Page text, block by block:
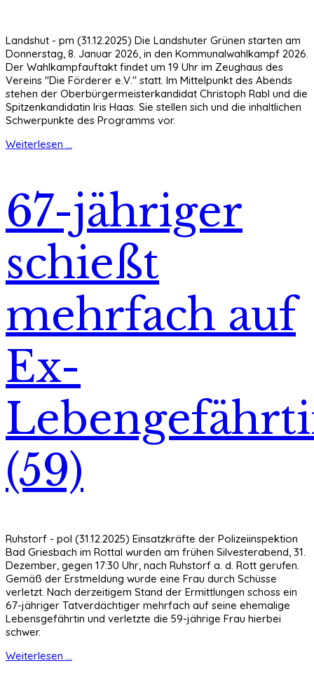
Landshut - pm (31.12.2025) Die Landshuter Grünen starten am
Donnerstag, 8. Januar 2026, in den Kommunalwahlkampf 2026.
Der Wahlkampfauftakt findet um 19 Uhr im Zeughaus des
Vereins "Die Förderer e.V." statt. Im Mittelpunkt des Abends
stehen der Oberbürgermeisterkandidat Christoph Rabl und die
Spitzenkandidatin Iris Haas. Sie stellen sich und die inhaltlichen
Schwerpunkte des Programms vor.
Weiterlesen ...
67-jähriger
schießt
mehrfach auf
Ex-
(59)
Ruhstorf - pol (31.12.2025) Einsatzkräfte der Polizeiinspektion
Bad Griesbach im Rottal wurden am frühen Silvesterabend, 31.
Dezember, gegen 17:30 Uhr, nach Ruhstorf a. d. Rott gerufen.
Gemäß der Erstmeldung wurde eine Frau durch Schüsse
verletzt. Nach derzeitigem Stand der Ermittlungen schoss ein
67-jähriger Tatverdächtiger mehrfach auf seine ehemalige
Lebensgefährtin und verletzte die 59-jährige Frau hierbei
schwer.
Weiterlesen ...